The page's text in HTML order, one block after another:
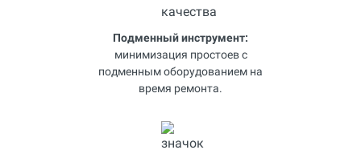
Подменный инструмент:
минимизация простоев с
подменным оборудованием на
время ремонта.